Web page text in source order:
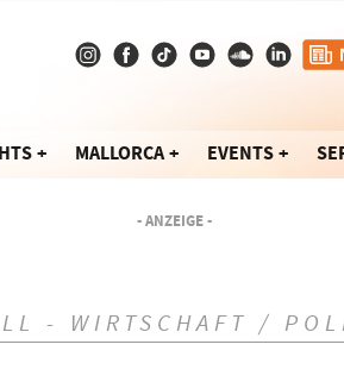
MALLORCA EVENTS
- ANZEIGE -
- WIRTSCHAFT /